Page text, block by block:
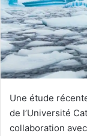
Une étude
de l’Université
collaboration